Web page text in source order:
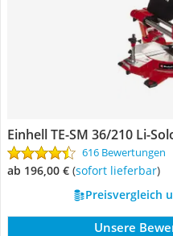
Einhell TE-SM 36/210 Li-
616 Bewertungen
ab 196,00 € ( Sofort lieferbar)
Preisvergleich
Unsere